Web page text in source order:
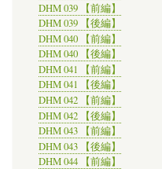
DHM 039 【前編】
DHM 039 【後編】
DHM 040 【前編】
DHM 040 【後編】
DHM 041 【前編】
DHM 041 【後編】
DHM 042 【前編】
DHM 042 【後編】
DHM 043 【前編】
DHM 043 【後編】
DHM 044 【前編】